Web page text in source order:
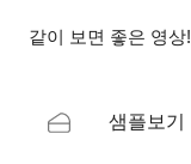
같이 보면 좋은 영상!
샘플보기